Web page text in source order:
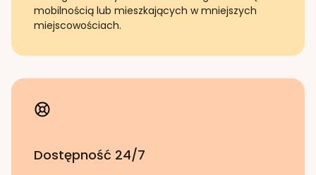
mobilnością lub mieszkających w mniejszych
miejscowościach.
Dostępność 24/7